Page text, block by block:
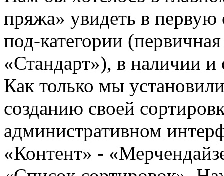
пряжа» увидеть в
под-категории
«Стандарт»), в наличии
Как только мы
созданию своей
административном
«Контент» -